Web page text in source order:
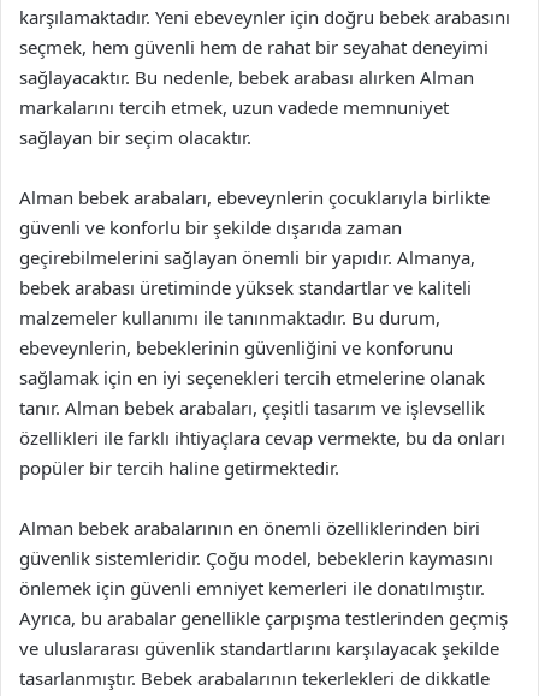
karşılamaktadır. Yeni ebeveynler için doğru bebek arabasını
seçmek, hem güvenli hem de rahat bir seyahat deneyimi
sağlayacaktır. Bu nedenle, bebek arabası alırken Alman
markalarını tercih etmek, uzun vadede memnuniyet
sağlayan bir seçim olacaktır.
Alman bebek arabaları, ebeveynlerin çocuklarıyla birlikte
güvenli ve konforlu bir şekilde dışarıda zaman
geçirebilmelerini sağlayan önemli bir yapıdır. Almanya,
bebek arabası üretiminde yüksek standartlar ve kaliteli
malzemeler kullanımı ile tanınmaktadır. Bu durum,
ebeveynlerin, bebeklerinin güvenliğini ve konforunu
sağlamak için en iyi seçenekleri tercih etmelerine olanak
tanır. Alman bebek arabaları, çeşitli tasarım ve işlevsellik
özellikleri ile farklı ihtiyaçlara cevap vermekte, bu da onları
popüler bir tercih haline getirmektedir.
Alman bebek arabalarının en önemli özelliklerinden biri
güvenlik sistemleridir. Çoğu model, bebeklerin kaymasını
önlemek için güvenli emniyet kemerleri ile donatılmıştır.
Ayrıca, bu arabalar genellikle çarpışma testlerinden geçmiş
ve uluslararası güvenlik standartlarını karşılayacak şekilde
tasarlanmıştır. Bebek arabalarının tekerlekleri de dikkatle